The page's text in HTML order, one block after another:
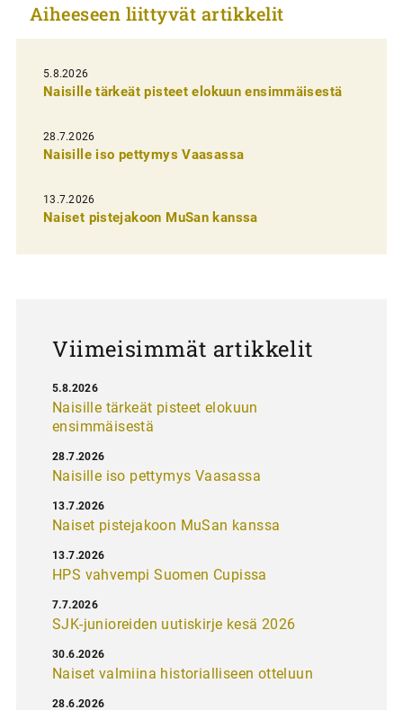
k
e
l
i
e
n
e
Aiheeseen liittyvät artikkelit
5.8.2026
Naisille tärkeät pisteet elokuun ensimmäisestä
28.7.2026
Naisille iso pettymys Vaasassa
13.7.2026
Naiset pistejakoon MuSan kanssa
Viimeisimmät artikkelit
Naisille tärkeät pisteet elokuun
ensimmäisestä
5.8.2026
Naisille iso pettymys Vaasassa
28.7.2026
Naiset pistejakoon MuSan kanssa
13.7.2026
HPS vahvempi Suomen Cupissa
13.7.2026
SJK-junioreiden uutiskirje kesä 2026
7.7.2026
Naiset valmiina historialliseen otteluun
30.6.2026
28.6.2026